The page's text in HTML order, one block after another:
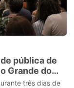
pública de
Grande do
três dias de